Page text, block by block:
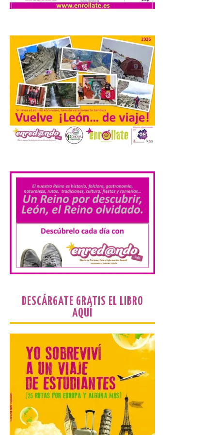
de septiembre de 2026.
Bruselas, 6 de agosto de
2026.- La Comisión
Europea ha actualizado las normas de su
programa de prácticas, estableciendo un
marco único modernizado que hace que el
programa […]
Despega el primer avión
de Iberia con wifi de alta
velocidad gratuito de
6 Ago 2026
Iberia se convierte en la
primera aerolínea
bordo de Starlink, la
constelación de satélites
más avanzada del mundo, desarrollada
por SpaceX. La incorporación de esta
tecnología forma parte del compromiso
de Iberia con la innovación […]
La Junta promueve la
contratación temporal de
para la realización de
obras y servicios de
interés general y social
con más de 8,7 millones de
euros de inversión
6 Ago 2026
La Consejería de
Industria, Universidades,
DESCÁRGATE GRATIS EL LIBRO
AQUÍ